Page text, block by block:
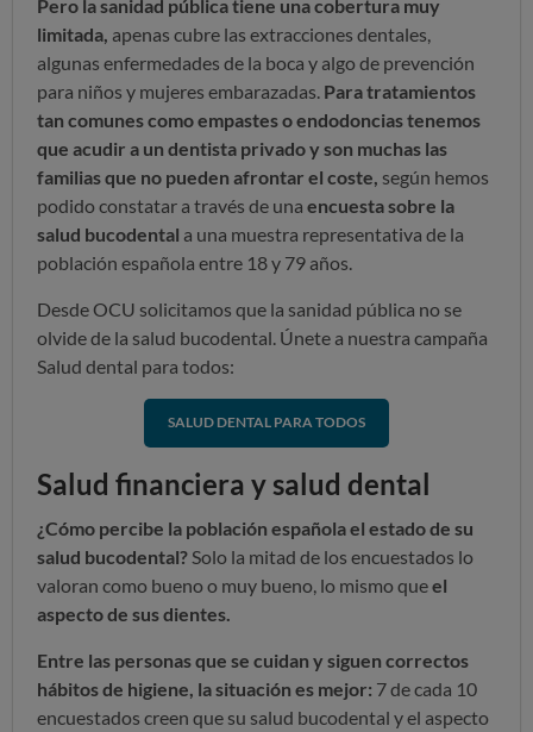
Pero la sanidad pública tiene una cobertura muy
limitada, apenas cubre las extracciones dentales,
algunas enfermedades de la boca y algo de prevención
para niños y mujeres embarazadas. Para tratamientos
tan comunes como empastes o endodoncias tenemos
que acudir a un dentista privado y son muchas las
familias que no pueden afrontar el coste, según hemos
podido constatar a través de una encuesta sobre la
salud bucodental a una muestra representativa de la
población española entre 18 y 79 años.
Desde OCU solicitamos que la sanidad pública no se
olvide de la salud bucodental. Únete a nuestra campaña
Salud dental para todos:
SALUD DENTAL PARA TODOS
Salud financiera y salud dental
¿Cómo percibe la población española el estado de su
salud bucodental? Solo la mitad de los encuestados lo
valoran como bueno o muy bueno, lo mismo queel
aspecto de sus dientes.
Entre las personas que se cuidan y siguen correctos
hábitos de higiene, la situación es mejor: 7 de cada 10
encuestados creen que su salud bucodental y el aspecto